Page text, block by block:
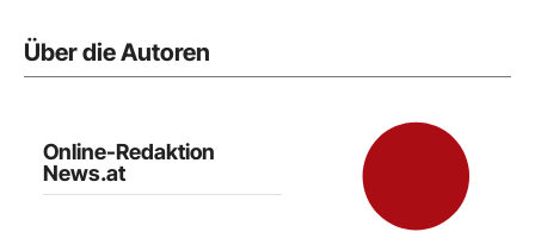
Über die Autoren
Online-Redaktion
News.at